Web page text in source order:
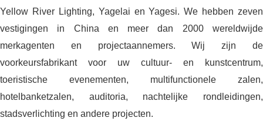
Yellow River Lighting, Yagelai en Yagesi. We hebben zeven
vestigingen in China en meer dan 2000 wereldwijde
merkagenten en projectaannemers. Wij zijn de
voorkeursfabrikant voor uw cultuur- en kunstcentrum,
toeristische evenementen, multifunctionele zalen,
hotelbanketzalen, auditoria, nachtelijke rondleidingen,
stadsverlichting en andere projecten.